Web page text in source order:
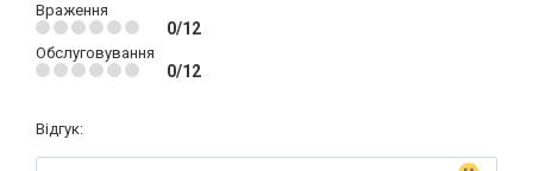
Враження
0/12
Обслуговування
0/12
Відгук: